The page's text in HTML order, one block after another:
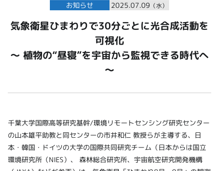
お知らせ 2025.07.09 （水）
気象衛星ひまわりで30分ごとに光合成活動を
可視化
～ 植物の“昼寝”を宇宙から監視できる時代へ
～
千葉大学国際高等研究基幹/環境リモートセンシング研究センター
の山本雄平助教と同センターの市井和仁 教授らが主導する、日
本・韓国・ドイツの大学の国際共同研究チーム（日本からは国立
環境研究所（NIES）、 森林総合研究所、宇宙航空研究開発機構